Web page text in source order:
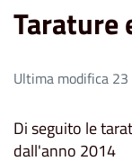
Tarature
Ultima modifica
Di seguito le
dall'anno 2014